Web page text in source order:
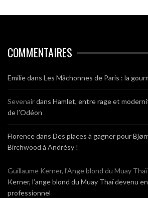
COMMENTAIRES
Emiliedans Les Mâchonnes de Paris : la
Sevenairdans Hamlet, entre rage et
de l’Odéon
Florencedans Des places à gagner pour
Birchwood à Andrésy !
Guillaume Kerner, l’Ange blond du Muay Thaï
Kerner, l’ange blond du Muay Thaï devenu
professionnel